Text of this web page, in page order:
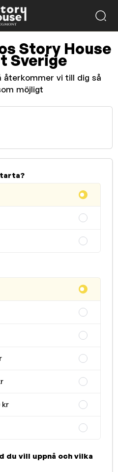
Story House
Sverige
återkommer vi till dig så
möjligt
kr
du vill uppnå och vilka